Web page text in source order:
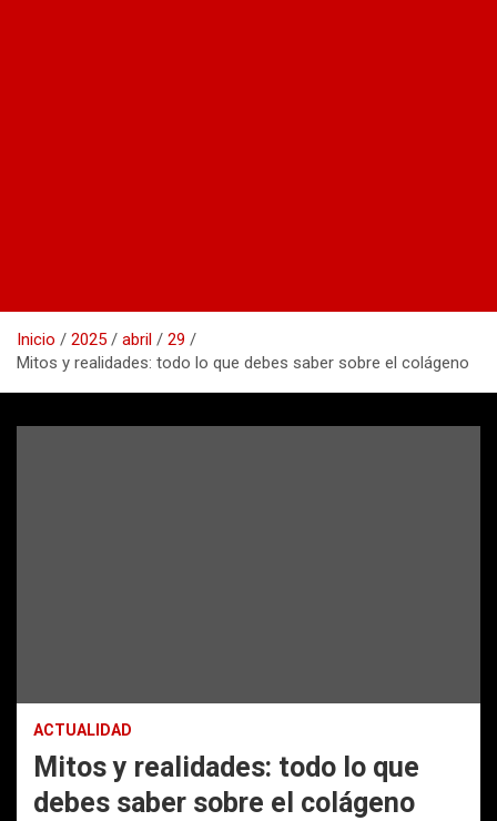
Inicio 2025 abril
29
Mitos y realidades: todo lo que debes saber sobre el colágeno
ACTUALIDAD
Mitos y realidades: todo lo que
debes saber sobre el colágeno